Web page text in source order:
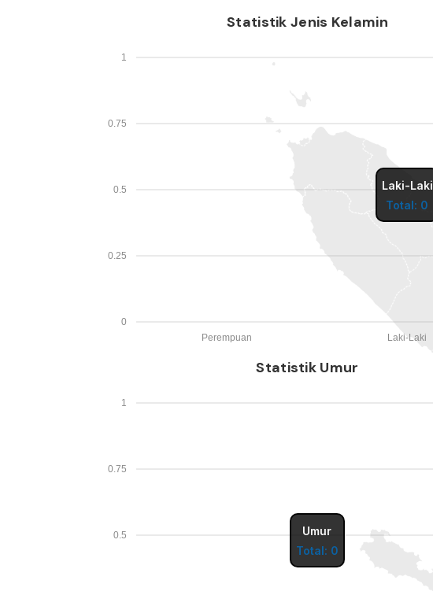
Statistik Jenis Kelamin
0
0.25
0.5
0.75
1
Laki-Laki
Perempuan
Laki-Laki
Total: 0
Statistik Umur
0.5
0.75
1
Umur
Total: 0